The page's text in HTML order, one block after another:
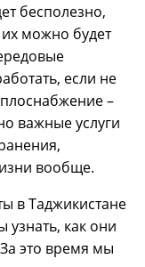
бесполезно,
можно будет
если не
–
важные услуги
вообще.
в Таджикистане
как они
это время мы